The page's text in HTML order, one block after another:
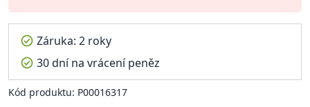
Záruka: 2 roky
30 dní na vrácení peněz
Kód produktu: P00016317